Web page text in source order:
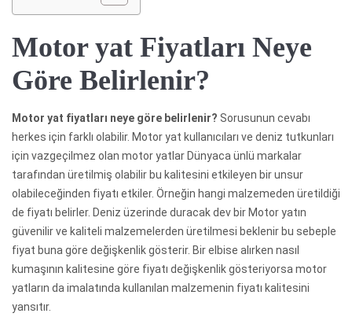
Motor yat Fiyatları Neye
Göre Belirlenir?
Motor yat fiyatları neye göre belirlenir? Sorusunun cevabı
herkes için farklı olabilir. Motor yat kullanıcıları ve deniz tutkunları
için vazgeçilmez olan motor yatlar Dünyaca ünlü markalar
tarafından üretilmiş olabilir bu kalitesini etkileyen bir unsur
olabileceğinden fiyatı etkiler. Örneğin hangi malzemeden üretildiği
de fiyatı belirler. Deniz üzerinde duracak dev bir Motor yatın
güvenilir ve kaliteli malzemelerden üretilmesi beklenir bu sebeple
fiyat buna göre değişkenlik gösterir. Bir elbise alırken nasıl
kumaşının kalitesine göre fiyatı değişkenlik gösteriyorsa motor
yatların da imalatında kullanılan malzemenin fiyatı kalitesini
yansıtır.